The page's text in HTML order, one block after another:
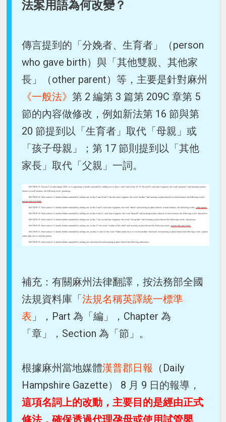
法案用語為何改變？
傳言提到的「分娩者、生育者」（person
who gave birth）與「其他雙親、其他家
長」（other parent）等，主要是針對麻州
《一般法》第 2 編第 3 篇第 209C 章第 5
節的內容做修改，例如新法第 16 節與第
20 節提到以「生育者」取代「母親」或
「孩子母親」；第 17 節則提到以「其他
家長」取代「父親」一詞。
補充：有關麻州法律翻譯，按法務部全國
法規資料庫「法規名稱英譯統一標準
表 」，Part 為「編」，Chapter 為
「章」，Section 為「節」。
根據麻州當地媒體漢普郡日報
（Daily
Hampshire Gazette） 8 月 9 日的報導，
這項名詞上的改動，主要目的是經由正式
修法，確保透過代理孕母或使用試管嬰